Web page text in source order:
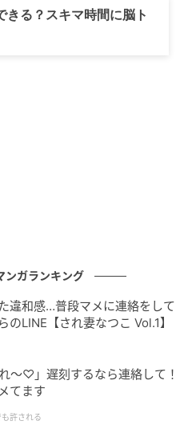
きる？スキマ時間に脳ト
ンガランキング
違和感…普段マメに連絡をして
のLINE【され妻なつこ Vol.1】
〜♡」遅刻するなら連絡して！
てます
許される